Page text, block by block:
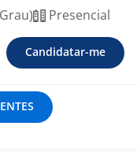
Presencial
Candidatar-me